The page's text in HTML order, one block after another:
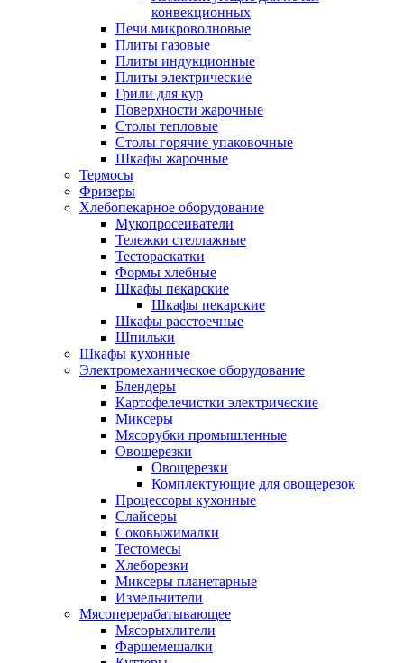
конвекционных
Печи микроволновые
Плиты газовые
Плиты индукционные
Плиты электрические
Грили для кур
Поверхности жарочные
Столы тепловые
Столы горячие упаковочные
Шкафы жарочные
Термосы
Фризеры
Хлебопекарное оборудование
Мукопросеиватели
Тележки стеллажные
Тестораскатки
Формы хлебные
Шкафы пекарские
Шкафы пекарские
Шкафы расстоечные
Шпильки
Шкафы кухонные
Электромеханическое оборудование
Блендеры
Картофелечистки электрические
Миксеры
Мясорубки промышленные
Овощерезки
Овощерезки
Комплектующие для овощерезок
Процессоры кухонные
Слайсеры
Соковыжималки
Тестомесы
Хлеборезки
Миксеры планетарные
Измельчители
Мясоперерабатывающее
Мясорыхлители
Фаршемешалки